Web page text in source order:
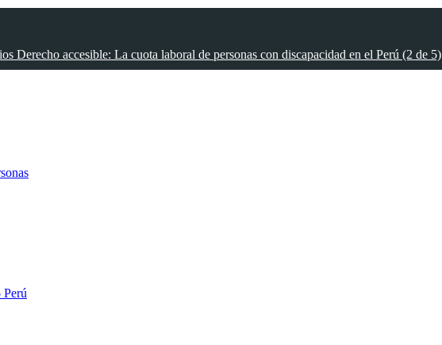
Derecho accesible: La cuota laboral de personas con discapacidad en el Perú (2 de 5)